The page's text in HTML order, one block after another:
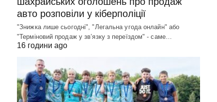
авто розповіли у кіберполіції
"Знижка лише сьогодні", "Легальна угода онлайн" або
"Терміновий продаж у зв’язку з переїздом" - саме…
16 години ago